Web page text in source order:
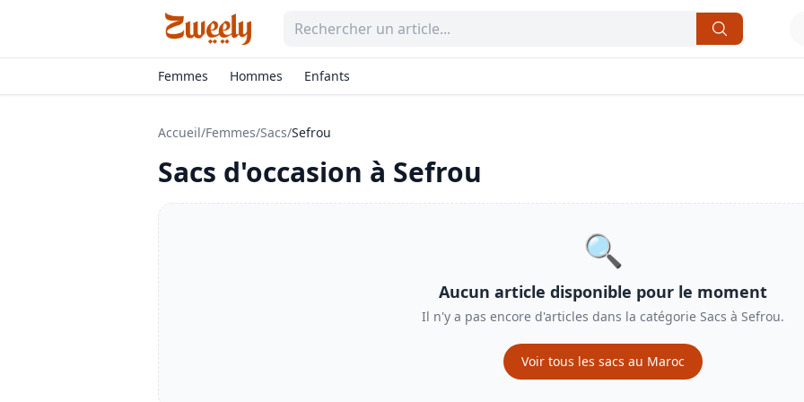
Femmes Hommes Enfants
Accueil/Femmes/Sacs/Sefrou
Sacs d'occasion à Sefrou
🔍
Aucun article disponible pour le moment
Il n'y a pas encore d'articles dans la catégorie Sacs à Sefrou.
Voir tous les sacs au Maroc